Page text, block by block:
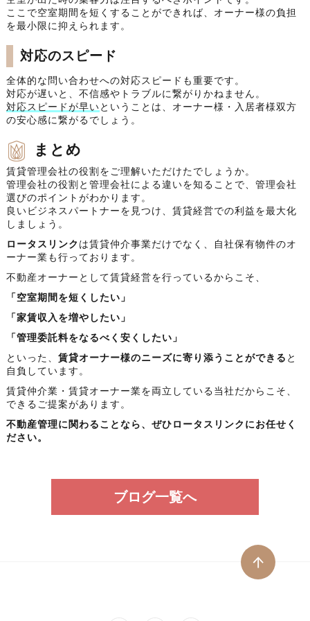
ここで空室期間を短くすることができれば、オーナー様の負担
を最小限に抑えられます。
対応のスピード
全体的な問い合わせへの対応スピードも重要です。
対応が遅いと、不信感やトラブルに繋がりかねません。
対応スピードが早いということは、オーナー様・入居者様双方
の安心感に繋がるでしょう。
まとめ
賃貸管理会社の役割をご理解いただけたでしょうか。
管理会社の役割と管理会社による違いを知ることで、管理会社
選びのポイントがわかります。
良いビジネスパートナーを見つけ、賃貸経営での利益を最大化
しましょう。
ロータスリンク は賃貸仲介事業だけでなく、自社保有物件のオ
ーナー業も行っております。
不動産オーナーとして賃貸経営を行っているからこそ、
「空室期間を短くしたい」
「家賃収入を増やしたい」
「管理委託料をなるべく安くしたい」
といった、 賃貸オーナー様のニーズに寄り添うことができる と
自負しています。
賃貸仲介業・賃貸オーナー業を両立している当社だからこそ、
できるご提案があります。
不動産管理に関わることなら、ぜひロータスリンクにお任せく
ださい。
ブログ一覧へ